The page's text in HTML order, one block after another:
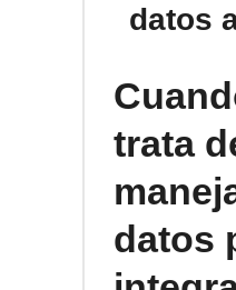
datos
trata
datos